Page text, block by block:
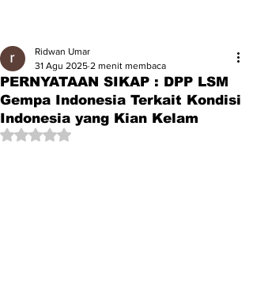
PERNYATAAN SIKAP : DPP LSM
Gempa Indonesia Terkait Kondisi
Indonesia yang Kian Kelam
Ridwan Umar
31 Agu 2025 2 menit membaca
Dinilai NaN dari 5 bintang.